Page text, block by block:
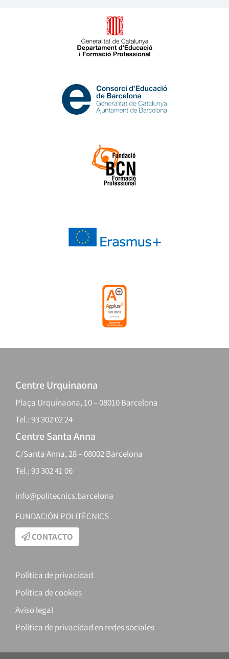
Centre Urquinaona
Plaça Urquinaona, 10 – 08010 Barcelona
Tel.: 93 302 02 24
Centre Santa Anna
C/Santa Anna, 28 – 08002 Barcelona
Tel.: 93 302 41 06
info@politecnics.barcelona
FUNDACIÓN POLITÈCNICS
CONTACTO
Política de privacidad
Política de cookies
Aviso legal
Política de privacidad en redes sociales